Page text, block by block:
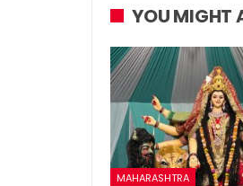
YOU MIGHT
MAHARASHTRA